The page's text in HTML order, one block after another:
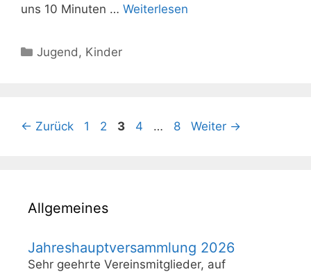
uns 10 Minuten … Weiterlesen
Kategorien
Jugend, Kinder
← Zurück Seite
1 Seite
2 Seite
3 Seite
4 … Seite
8 Weiter →
Allgemeines
Jahreshauptversammlung 2026
Sehr geehrte Vereinsmitglieder, auf